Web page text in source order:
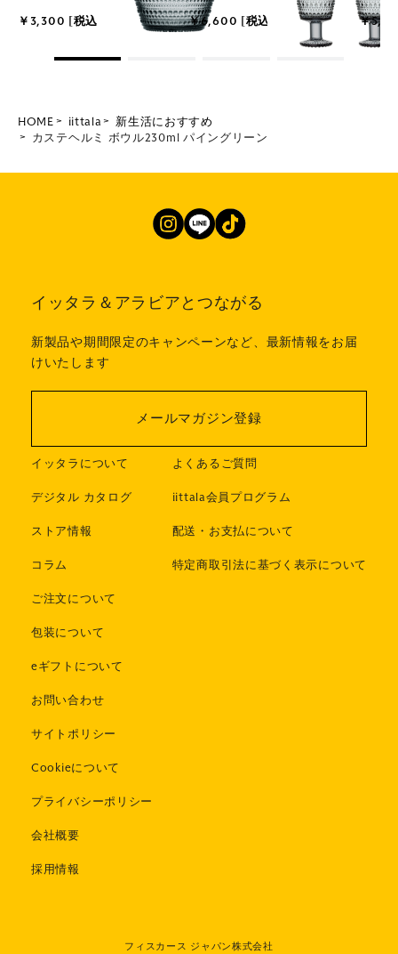
￥3,300 [税込] ￥6,600 [税込] ￥
HOME iittala
新生活におすすめ
カステヘルミ ボウル230ml パイングリーン
イッタラ＆アラビアとつながる
新製品や期間限定のキャンペーンなど、最新情報をお届
けいたします
メールマガジン登録
イッタラについて
デジタル カタログ
ストア情報
コラム
ご注文について
包装について
eギフトについて
よくあるご質問
iittala会員プログラム
配送・お支払について
特定商取引法に基づく表示について
お問い合わせ
サイトポリシー
Cookieについて
プライバシーポリシー
会社概要
採用情報
フィスカース ジャパン株式会社